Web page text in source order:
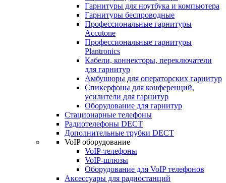
Гарнитуры для ноутбука и компьютера
Гарнитуры беспроводные
Профессиональные гарнитуры
Accutone
Профессиональные гарнитуры
Plantronics
Кабели, коннекторы, переключатели
для гарнитур
Амбушюры для операторских гарнитур
Cпикерфоны для конференций,
усилители для гарнитур
Оборудование для гарнитур
Стационарные телефоны
Радиотелефоны DECT
Дополнительные трубки DECT
VoIP оборудование
VoIP-телефоны
VoIP-шлюзы
Оборудование для VoIP телефонов
Аксессуары для радиостанций